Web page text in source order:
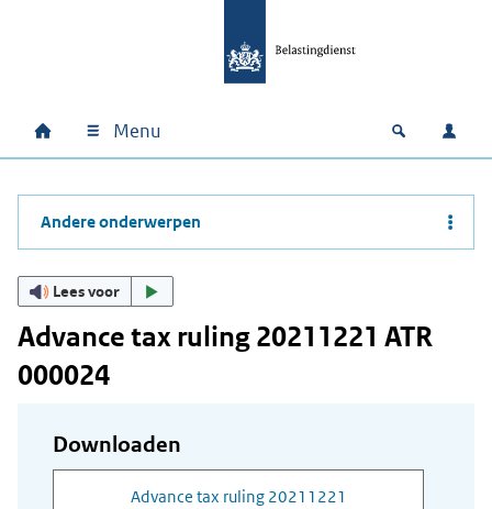
Hoofdnavigatie
Home Menu Open
Andere onderwerpen
Lees voor
Advance tax ruling 20211221 ATR
000024
Downloaden
Advance tax ruling 20211221